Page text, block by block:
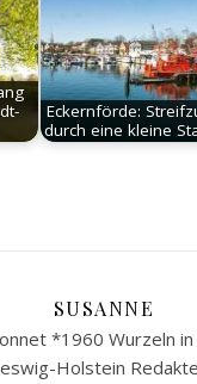
Eckernförde:
durch eine kleine
SUSANNE
*1960 Wurzeln
Holstein